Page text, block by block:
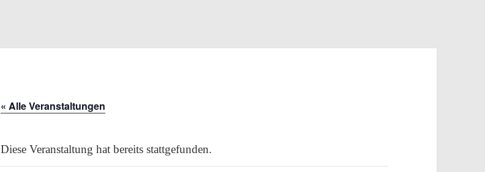
« Alle Veranstaltungen
Diese Veranstaltung hat bereits stattgefunden.